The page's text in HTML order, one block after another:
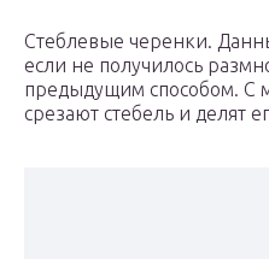
Стеблевые черенки.
если не получилось
предыдущим способом. С
срезают стебель и делят